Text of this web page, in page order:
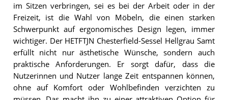
im Sitzen verbringen, sei es bei der Arbeit oder in der
Freizeit, ist die Wahl von Möbeln, die einen starken
Schwerpunkt auf ergonomisches Design legen, immer
wichtiger. Der HETFTJN Chesterfield-Sessel Hellgrau Samt
erfüllt nicht nur ästhetische Wünsche, sondern auch
praktische Anforderungen. Er sorgt dafür, dass die
Nutzerinnen und Nutzer lange Zeit entspannen können,
ohne auf Komfort oder Wohlbefinden verzichten zu